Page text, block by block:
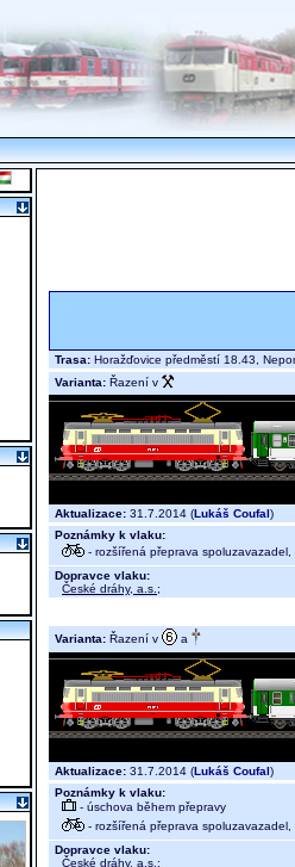
Trasa: Horažďovice předměstí 18.43,
Varianta: Řazení v
Aktualizace: 31.7.2014 (Lukáš Coufal)
Poznámky k vlaku:
- rozšířená přeprava
Dopravce vlaku:
České dráhy, a.s. ;
Varianta: Řazení v a
Aktualizace: 31.7.2014 (Lukáš Coufal)
Poznámky k vlaku:
- úschova během přepravy
- rozšířená přeprava
Dopravce vlaku:
České dráhy, a.s. ;